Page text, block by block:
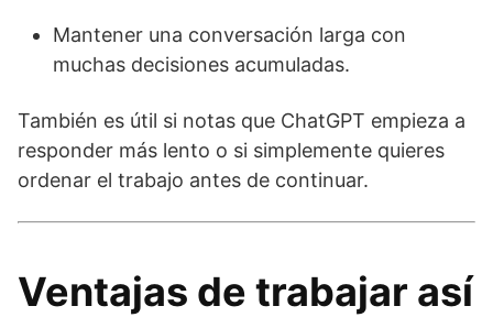
Mantener una conversación larga con
muchas decisiones acumuladas.
También es útil si notas que ChatGPT empieza a
responder más lento o si simplemente quieres
ordenar el trabajo antes de continuar.
Ventajas de trabajar así